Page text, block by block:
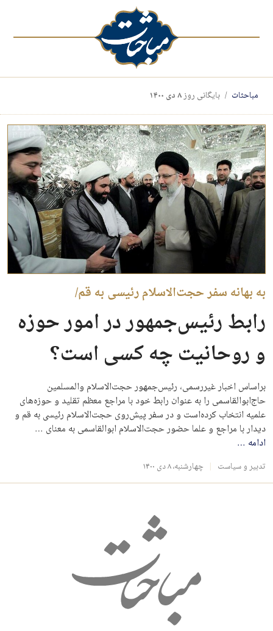
مباحثات بایگانی روز۸ دی ۱۴۰۰
به بهانه سفر حجت‌الاسلام رئیسی به قم/
رابط رئیس‌جمهور در امور حوزه
و روحانیت چه کسی است؟
براساس اخبار غیررسمی، رئیس‌جمهور حجت‌الاسلام والمسلمین
حاج‌ابوالقاسمی را به عنوان رابط خود با مراجع معظم تقلید و حوزه‌های
علمیه انتخاب کرده‌است و در سفر پیش‌روی حجت‌الاسلام رئیسی به قم و
دیدار با مراجع و علما حضور حجت‌الاسلام ابوالقاسمی به معنای …
ادامه …
تدبیر و سیاست چهارشنبه، ۸ دی ۱۴۰۰